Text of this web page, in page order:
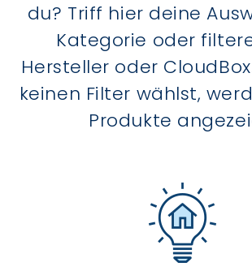
du? Triff hier deine
Kategorie oder
Hersteller oder
keinen Filter wählst,
Produkte